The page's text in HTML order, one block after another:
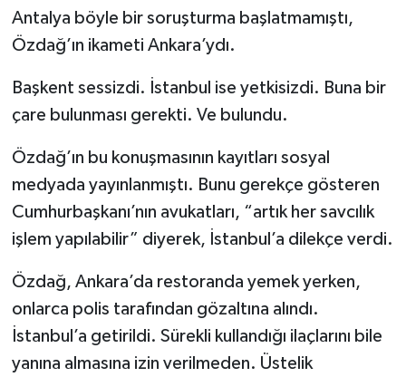
Antalya böyle bir soruşturma başlatmamıştı,
Özdağ’ın ikameti Ankara’ydı.
Başkent sessizdi. İstanbul ise yetkisizdi. Buna bir
çare bulunması gerekti. Ve bulundu.
Özdağ’ın bu konuşmasının kayıtları sosyal
medyada yayınlanmıştı. Bunu gerekçe gösteren
Cumhurbaşkanı’nın avukatları, “artık her savcılık
işlem yapılabilir” diyerek, İstanbul’a dilekçe verdi.
Özdağ, Ankara’da restoranda yemek yerken,
onlarca polis tarafından gözaltına alındı.
İstanbul’a getirildi. Sürekli kullandığı ilaçlarını bile
yanına almasına izin verilmeden. Üstelik